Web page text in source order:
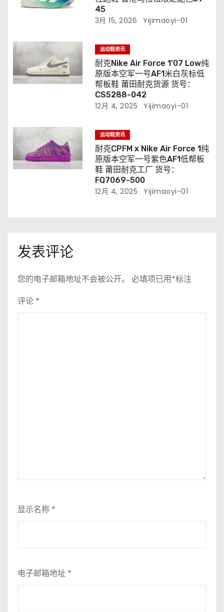
45
3月 15, 2026 Yijimaoyi-01
运动鞋资讯
耐克Nike Air Force 1’07 Low纯
原版本空军一号AF1米白灰标低
帮板鞋 莆田耐克货源 货号：
CS5288-042
12月 4, 2025 Yijimaoyi-01
运动鞋资讯
耐克CPFM x Nike Air Force 1纯
原版本空军一号紫色AF1低帮板
鞋 莆田耐克工厂 货号：
FQ7069-500
12月 4, 2025 Yijimaoyi-01
发表评论
您的电子邮箱地址不会被公开。 必填项已用*标注
评论 *
显示名称 *
电子邮箱地址 *